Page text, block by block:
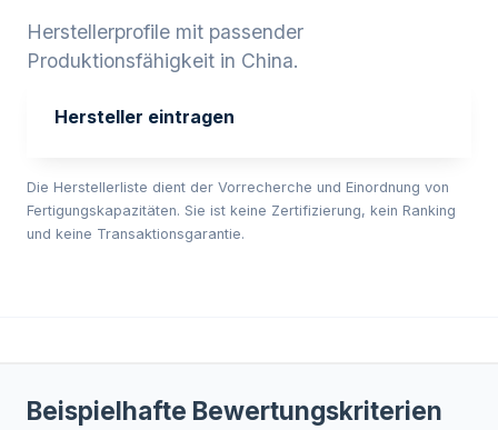
Herstellerprofile mit passender
Produktionsfähigkeit in China.
Hersteller eintragen
Die Herstellerliste dient der Vorrecherche und Einordnung von
Fertigungskapazitäten. Sie ist keine Zertifizierung, kein Ranking
und keine Transaktionsgarantie.
Beispielhafte Bewertungskriterien